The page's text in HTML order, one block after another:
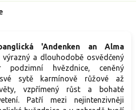
'Andenken an Alma
výrazný a dlouhodobě osvědčený
podzimní hvězdnice, ceněný
sytě karmínově růžové až
vzpřímený růst a bohaté
Patří mezi nejintenzivněji